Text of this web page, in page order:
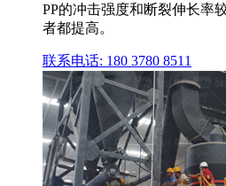
PP的冲击强度和断裂伸长率
者都提高。
联系电话: 180 3780 8511